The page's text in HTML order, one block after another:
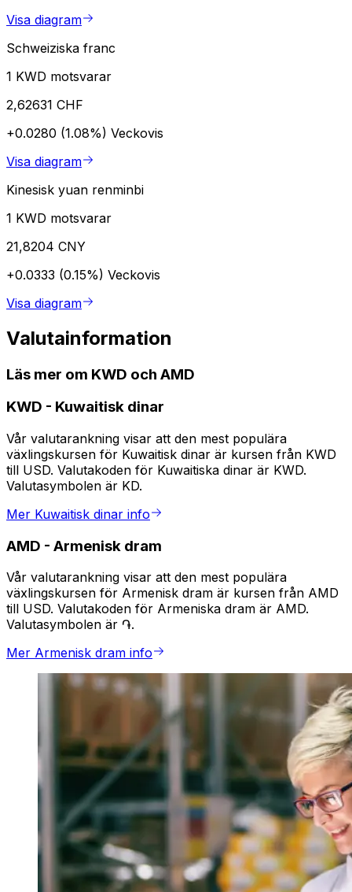
Visa diagram
Schweiziska franc
1 KWD motsvarar
2,62631 CHF
+0.0280 (1.08%) Veckovis
Visa diagram
Kinesisk yuan renminbi
1 KWD motsvarar
21,8204 CNY
+0.0333 (0.15%) Veckovis
Visa diagram
Valutainformation
Läs mer om KWD och AMD
KWD - Kuwaitisk dinar
Vår valutarankning visar att den mest populära
växlingskursen för Kuwaitisk dinar är kursen från KWD
till USD. Valutakoden för Kuwaitiska dinar är KWD.
Valutasymbolen är KD.
Mer Kuwaitisk dinar info
AMD - Armenisk dram
Vår valutarankning visar att den mest populära
växlingskursen för Armenisk dram är kursen från AMD
till USD. Valutakoden för Armeniska dram är AMD.
Valutasymbolen är ֏.
Mer Armenisk dram info